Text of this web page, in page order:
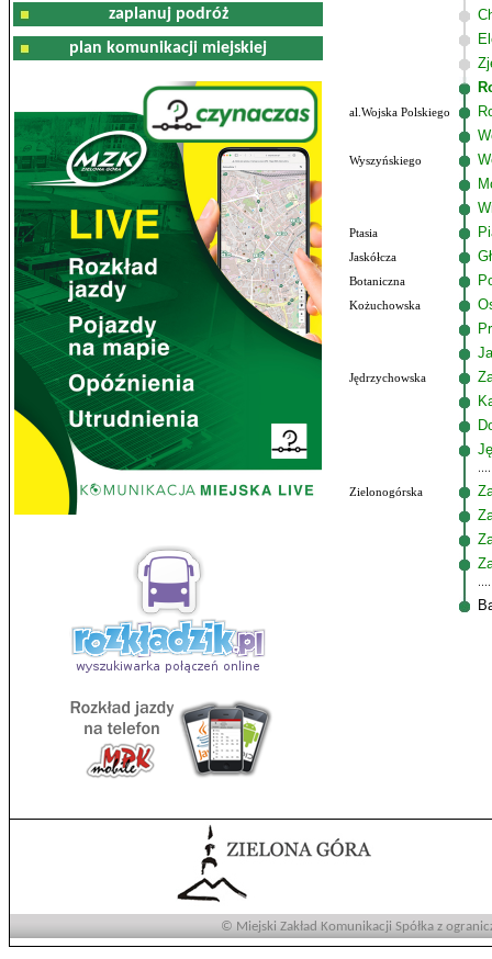
zaplanuj podróż
plan komunikacji miejskiej
al.Wojska Polskiego
Wyszyńskiego
Ptasia
Jaskółcza
Botaniczna
Kożuchowska
Jędrzychowska
Zielonogórska
© Miejski Zakład Komunikacji Spółka z